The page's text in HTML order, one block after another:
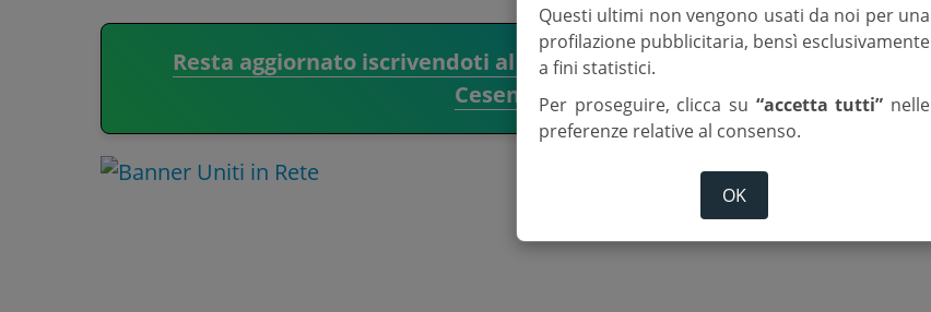
Resta aggiornato iscrivendoti al canale WhatsApp del Corriere
Cesenate.
Questi ultimi non vengono usati da noi per una
profilazione pubblicitaria, bensì esclusivamente
a fini statistici.
Per proseguire, clicca su “accetta tutti” nelle
preferenze relative al consenso.
OK